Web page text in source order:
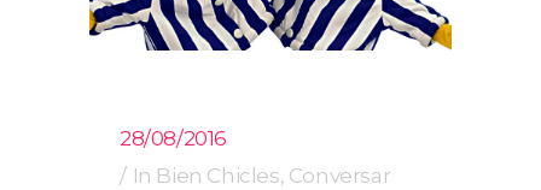
28/08/2016
In Bien Chicles, Conversar